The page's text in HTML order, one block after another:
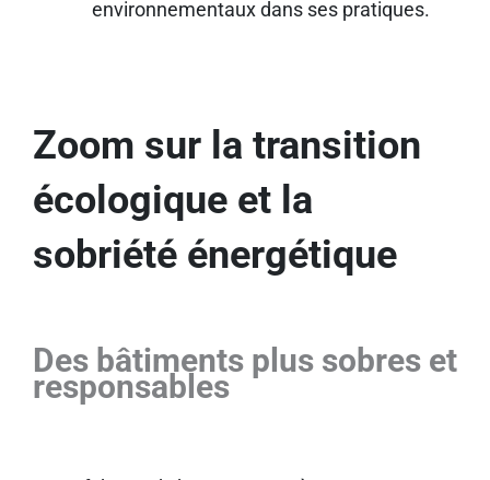
environnementaux dans ses pratiques.
Zoom sur la transition
écologique et la
sobriété énergétique
Des bâtiments plus sobres et
responsables